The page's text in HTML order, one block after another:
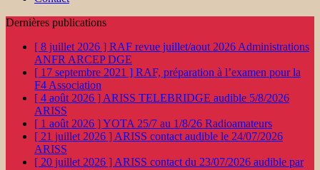
Dernières publications
[ 8 juillet 2026 ] RAF revue juillet/aout 2026 Administrations
ANFR ARCEP DGE
[ 17 septembre 2021 ] RAF, préparation à l’examen pour la
F4 Association
[ 4 août 2026 ] ARISS TELEBRIDGE audible 5/8/2026
ARISS
[ 1 août 2026 ]YOTA 25/7 au 1/8/26 Radioamateurs
[ 21 juillet 2026 ] ARISS contact audible le 24/07/2026
ARISS
[ 20 juillet 2026 ] ARISS contact du 23/07/2026 audible par